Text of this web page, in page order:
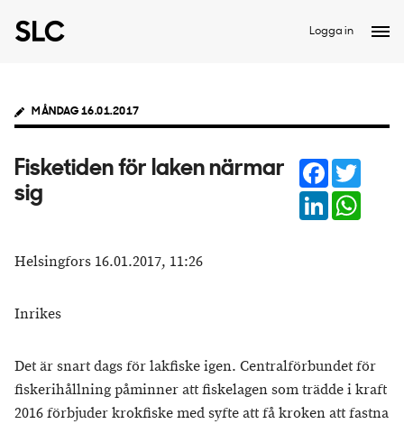
Logga in
MÅNDAG 16.01.2017
Fisketiden för laken närmar
sig
Facebook
LinkedIn
Helsingfors 16.01.2017, 11:26
Inrikes
Det är snart dags för lakfiske igen. Centralförbundet för
fiskerihållning påminner att fiskelagen som trädde i kraft
2016 förbjuder krokfiske med syfte att få kroken att fastna